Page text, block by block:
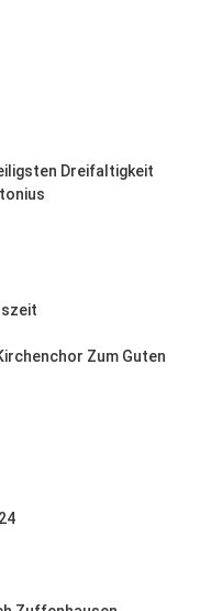
Dreifaltigkeit
Zum Guten